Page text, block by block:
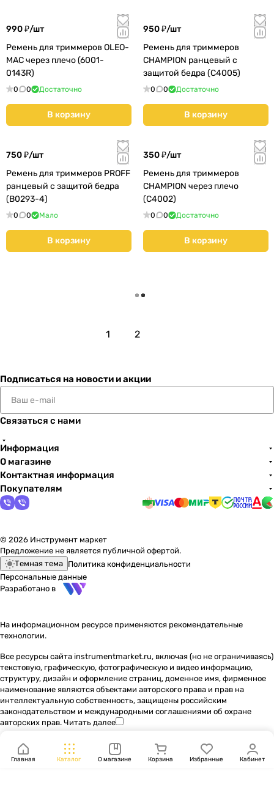
990 ₽/шт
Ремень для триммеров OLEO-
MAC через плечо (6001-
0143R)
0 0 Достаточно
В корзину
950 ₽/шт
Ремень для триммеров
CHAMPION ранцевый с
защитой бедра (C4005)
0 0 Достаточно
В корзину
750 ₽/шт
Ремень для триммеров PROFF
ранцевый с защитой бедра
(B0293-4)
0 0 Мало
В корзину
350 ₽/шт
Ремень для триммеров
CHAMPION через плечо
(C4002)
0 0 Достаточно
В корзину
Загрузить еще
1 2
Подписаться на новости и акции
Связаться с нами
Информация
О магазине
Контактная информация
Покупателям
© 2026 Инструмент маркет
Предложение не является публичной офертой.
Темная тема Политика конфиденциальности
Персональные данные
Разработано в
На информационном ресурсе применяются рекомендательные
технологии.
Все ресурсы сайта instrumentmarket.ru, включая (но не ограничиваясь)
текстовую, графическую, фотографическую и видео информацию,
структуру, дизайн и оформление страниц, доменное имя, фирменное
наименование являются объектами авторского права и прав на
интеллектуальную собственность, защищены российским
законодательством и международными соглашениями об охране
авторских прав. Читать далее
Главная Каталог О магазине Корзина Избранные Кабинет